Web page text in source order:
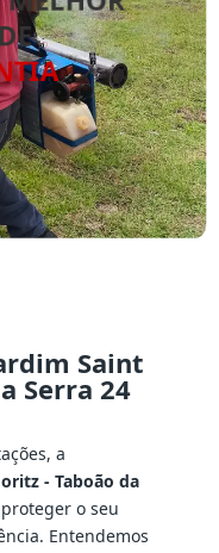
Saint
Serra 24
a
- Taboão da
o seu
Entendemos